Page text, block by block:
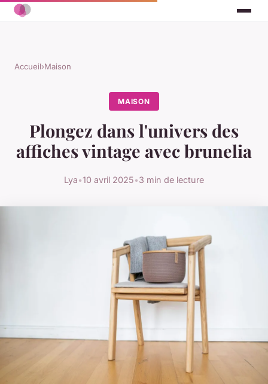
Accueil›Maison
MAISON
Plongez dans l'univers des
affiches vintage avec brunelia
Lya•10 avril 2025•3 min de lecture